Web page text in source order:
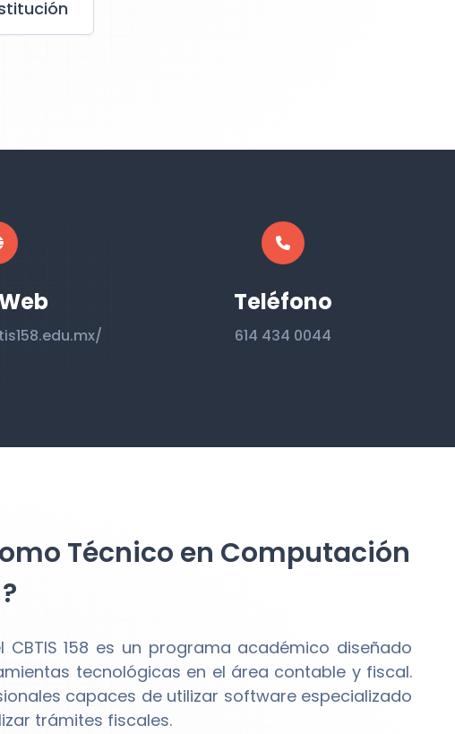
Teléfono
614 434 0044
Técnico en Computación
CBTIS 158 es un programa académico diseñado
tecnológicas en el área contable y fiscal.
capaces de utilizar software especializado
trámites fiscales.